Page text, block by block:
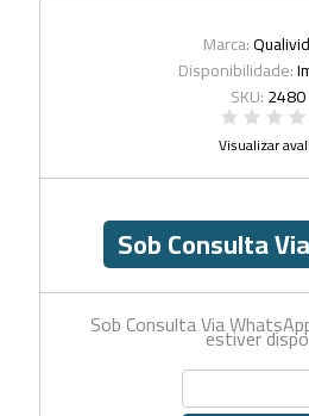
Marca:
Disponibilidade:
SKU:2480
Visualizar
Sob Consulta
Sob Consulta Viaestiver